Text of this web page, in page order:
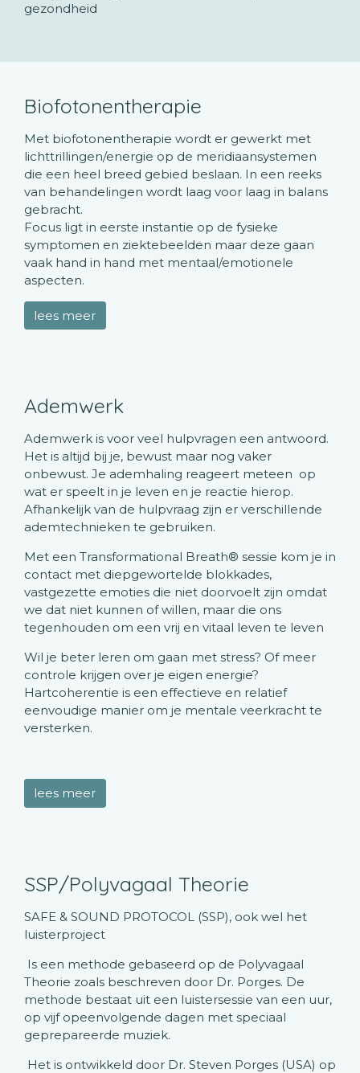
gezondheid
Biofotonentherapie
Met biofotonentherapie wordt er gewerkt met
lichttrillingen/energie op de meridiaansystemen
die een heel breed gebied beslaan. In een reeks
van behandelingen wordt laag voor laag in balans
gebracht.
Focus ligt in eerste instantie op de fysieke
symptomen en ziektebeelden maar deze gaan
vaak hand in hand met mentaal/emotionele
aspecten.
lees meer
Ademwerk
Ademwerk is voor veel hulpvragen een antwoord.
Het is altijd bij je, bewust maar nog vaker
onbewust. Je ademhaling reageert meteen op
wat er speelt in je leven en je reactie hierop.
Afhankelijk van de hulpvraag zijn er verschillende
ademtechnieken te gebruiken.
Met een Transformational Breath® sessie kom je in
contact met diepgewortelde blokkades,
vastgezette emoties die niet doorvoelt zijn omdat
we dat niet kunnen of willen, maar die ons
tegenhouden om een vrij en vitaal leven te leven
Wil je beter leren om gaan met stress? Of meer
controle krijgen over je eigen energie?
Hartcoherentie is een effectieve en relatief
eenvoudige manier om je mentale veerkracht te
versterken.
lees meer
SSP/Polyvagaal Theorie
SAFE & SOUND PROTOCOL (SSP), ook wel het
luisterproject
Is een methode gebaseerd op de Polyvagaal
Theorie zoals beschreven door Dr. Porges. De
methode bestaat uit een luistersessie van een uur,
op vijf opeenvolgende dagen met speciaal
geprepareerde muziek.
Het is ontwikkeld door Dr. Steven Porges (USA) op